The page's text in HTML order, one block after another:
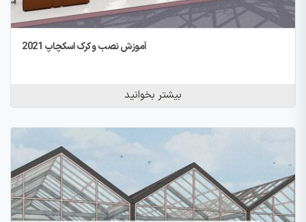
آموزش نصب و کرک اسکچاپ 2021
بیشتر بخوانید